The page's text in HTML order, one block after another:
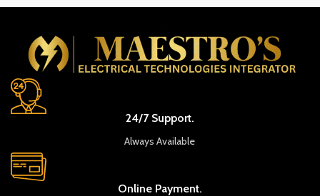
24/7 Support.
Always Available
Online Payment.